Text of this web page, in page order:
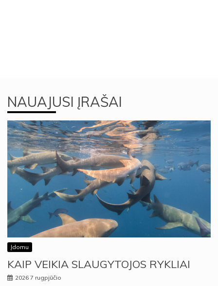
NAUAJUSI ĮRAŠAI
Įdomu
KAIP VEIKIA SLAUGYTOJOS RYKLIAI
2026 7 rugpjūčio